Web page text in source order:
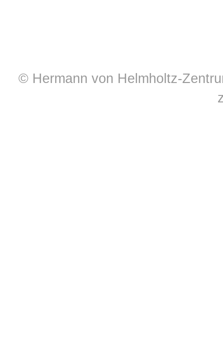
© Hermann von Helmholtz-